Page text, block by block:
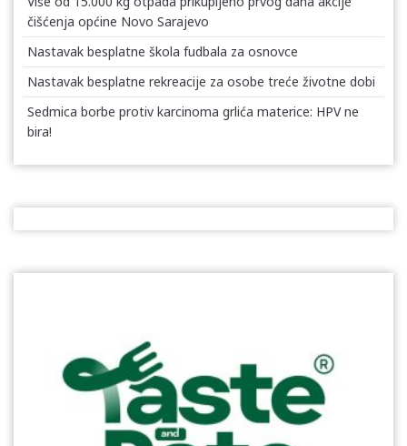
čišćenja općine Novo Sarajevo
Nastavak besplatne škola fudbala za osnovce
Nastavak besplatne rekreacije za osobe treće životne dobi
Sedmica borbe protiv karcinoma grlića materice: HPV ne
bira!